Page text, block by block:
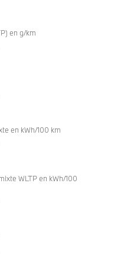
en g/km
en kWh/100 km
WLTP en kWh/100